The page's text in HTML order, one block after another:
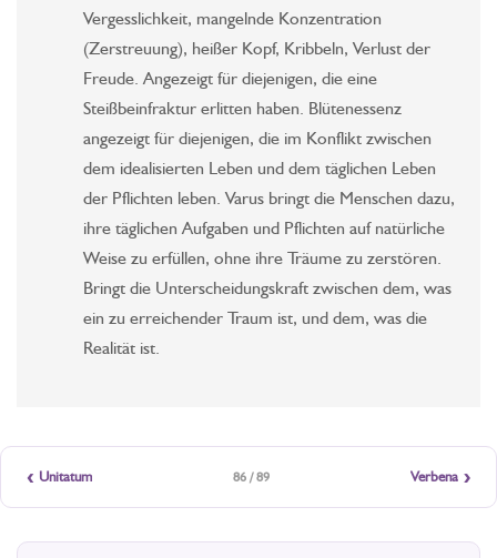
Vergesslichkeit, mangelnde Konzentration
(Zerstreuung), heißer Kopf, Kribbeln, Verlust der
Freude. Angezeigt für diejenigen, die eine
Steißbeinfraktur erlitten haben. Blütenessenz
angezeigt für diejenigen, die im Konflikt zwischen
dem idealisierten Leben und dem täglichen Leben
der Pflichten leben. Varus bringt die Menschen dazu,
ihre täglichen Aufgaben und Pflichten auf natürliche
Weise zu erfüllen, ohne ihre Träume zu zerstören.
Bringt die Unterscheidungskraft zwischen dem, was
ein zu erreichender Traum ist, und dem, was die
Realität ist.
‹ Unitatum 86 / 89 Verbena ›